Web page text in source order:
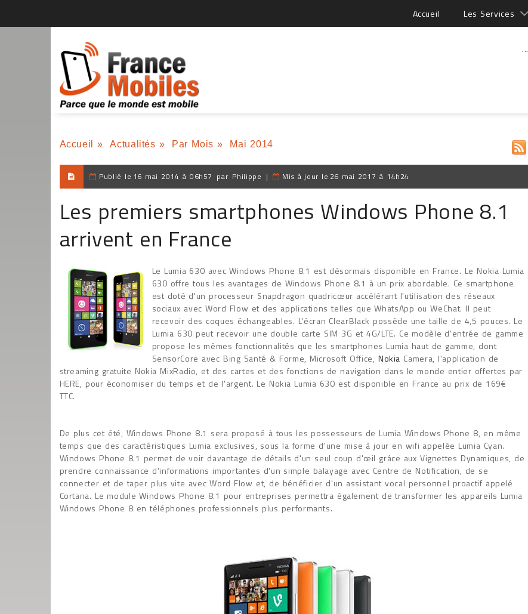
Accueil Les Services
...
Accueil » Actualités » Par Mois » Mai 2014
Publié le 16 mai 2014 à 06h57 par Philippe | Mis à jour le 26 mai 2017 à 14h24
Les premiers smartphones Windows Phone 8.1
arrivent en France
Le Lumia 630 avec Windows Phone 8.1 est désormais disponible en France. Le Nokia Lumia
630 offre tous les avantages de Windows Phone 8.1 à un prix abordable. Ce smartphone
est doté d'un processeur Snapdragon quadricœur accélérant l'utilisation des réseaux
sociaux avec Word Flow et des applications telles que WhatsApp ou WeChat. Il peut
recevoir des coques échangeables. L'écran ClearBlack possède une taille de 4,5 pouces. Le
Lumia 630 peut recevoir une double carte SIM 3G et 4G/LTE. Ce modèle d'entrée de gamme
propose les mêmes fonctionnalités que les smartphones Lumia haut de gamme, dont
SensorCore avec Bing Santé & Forme, Microsoft Office, Nokia Camera, l'application de
streaming gratuite Nokia MixRadio, et des cartes et des fonctions de navigation dans le monde entier offertes par
HERE, pour économiser du temps et de l'argent. Le Nokia Lumia 630 est disponible en France au prix de 169€
TTC.
De plus cet été, Windows Phone 8.1 sera proposé à tous les possesseurs de Lumia Windows Phone 8, en même
temps que des caractéristiques Lumia exclusives, sous la forme d'une mise à jour en wifi appelée Lumia Cyan.
Windows Phone 8.1 permet de voir davantage de détails d'un seul coup d'œil grâce aux Vignettes Dynamiques, de
prendre connaissance d'informations importantes d'un simple balayage avec Centre de Notification, de se
connecter et de taper plus vite avec Word Flow et, de bénéficier d'un assistant vocal personnel proactif appelé
Cortana. Le module Windows Phone 8.1 pour entreprises permettra également de transformer les appareils Lumia
Windows Phone 8 en téléphones professionnels plus performants.